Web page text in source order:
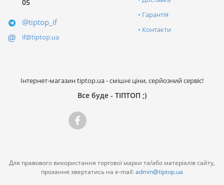
05
@tiptop_if
if@tiptop.ua
Гарантія
Контакти
Інтернет-магазин tiptop.ua - смішні ціни, серйозний сервіс!
Все буде - ТІПТОП ;)
Для правового використання торгової марки та/або матеріалів сайту,
прохання звертатись на e-mail:admin@tiptop.ua